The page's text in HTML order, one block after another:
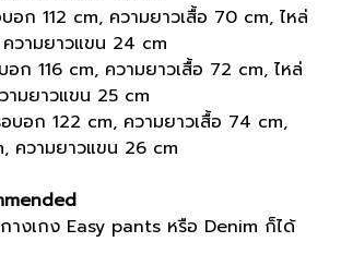
อก 112 cm, ความยาวเสื้อ 70 cm, ไหล่
วามยาวแขน 24 cm
อก 116 cm, ความยาวเสื้อ 72 cm, ไหล่
มยาวแขน 25 cm
บอก 122 cm, ความยาวเสื้อ 74 cm,
ความยาวแขน 26 cm
างเกง Easy pants หรือ Denim ก็ได้